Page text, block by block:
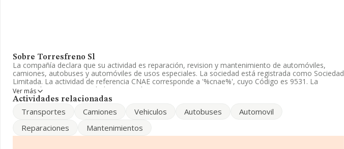
Sobre Torresfreno Sl
La compañía declara que su actividad es reparación, revision y mantenimiento de automóviles,
camiones, autobuses y automóviles de usos especiales. La sociedad está registrada como Sociedad
Limitada. La actividad de referencia CNAE corresponde a '%cnae%', cuyo Código es 9531. La
compañía no tiene actividad en mercados exteriores.
núm. 17, (28813), en el municipio de Torres De La Alameda, Madrid.
En relación con el sector y disponiendo de los datos de hasta 39.602 empresas, la facturación en el
ámbito nacional alcanza los 11.070 millones de euros y la media entre todas las compañías es de
Ver más
Actividades relacionadas
Transportes Camiones Vehiculos Autobuses
Automovil
Reparaciones
Mantenimientos